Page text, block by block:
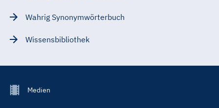
Wahrig Synonymwörterbuch
Wissensbibliothek
FooterMedien